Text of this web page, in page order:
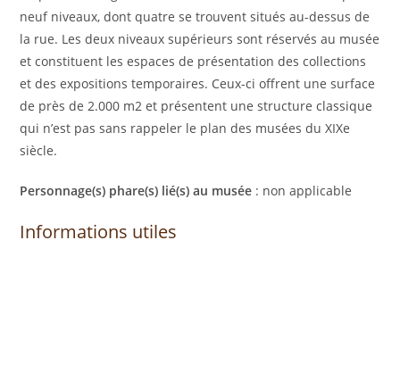
neuf niveaux, dont quatre se trouvent situés au-dessus de
la rue. Les deux niveaux supérieurs sont réservés au musée
et constituent les espaces de présentation des collections
et des expositions temporaires. Ceux-ci offrent une surface
de près de 2.000 m2 et présentent une structure classique
qui n’est pas sans rappeler le plan des musées du XIXe
siècle.
Personnage(s) phare(s) lié(s) au musée : non applicable
Informations utiles